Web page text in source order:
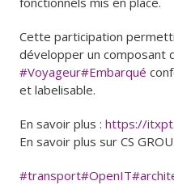
Cette participation
développer un composant
#Voyageur#Embarqué
et labelisable.
En savoir plus : https://
En savoir plus sur CS
#transport#OpenIT